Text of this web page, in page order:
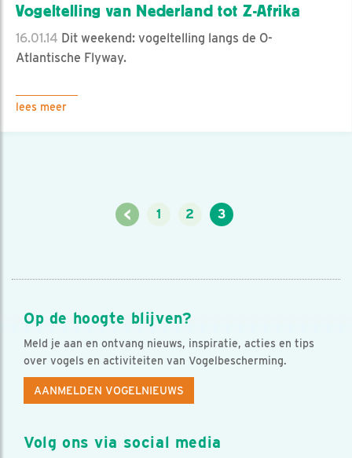
Vogeltelling van Nederland tot Z-Afrika
16.01.14 Dit weekend: vogeltelling langs de O-
Atlantische Flyway.
lees meer
< 1 2 3
Op de hoogte blijven?
Meld je aan en ontvang nieuws, inspiratie, acties en tips
over vogels en activiteiten van Vogelbescherming.
AANMELDEN VOGELNIEUWS
Volg ons via social media